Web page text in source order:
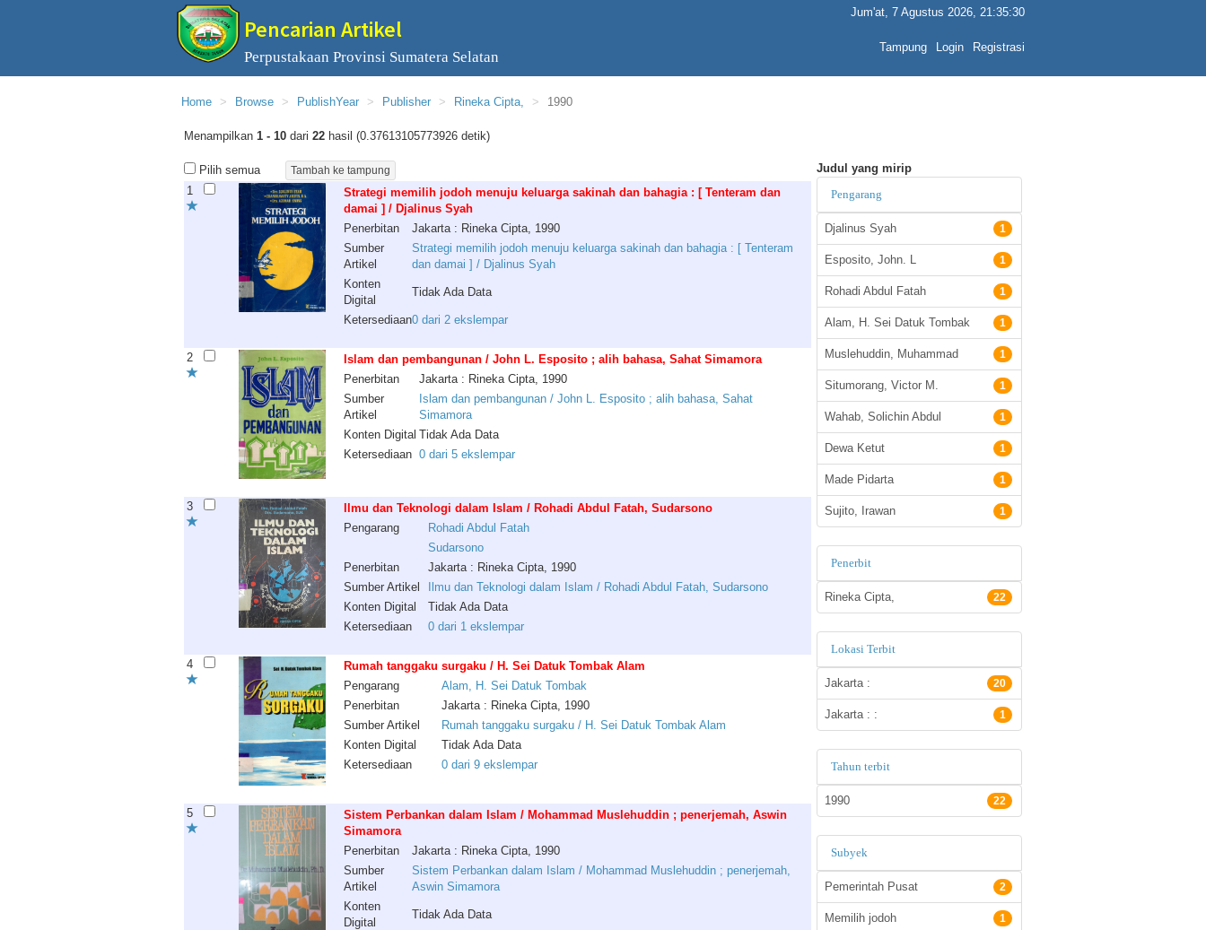
Pencarian Artikel
Perpustakaan Provinsi Sumatera Selatan
Jum'at, 7 Agustus 2026, 21:35:30
Tampung Login Registrasi
Home Browse PublishYear Publisher Rineka Cipta, 1990
Menampilkan 1 - 10 dari 22 hasil (0.37613105773926 detik)
Pilih semua
1
Strategi memilih jodoh menuju keluarga sakinah dan bahagia : [ Tenteram dan
damai ] / Djalinus Syah
Penerbitan
Jakarta : Rineka Cipta, 1990
Sumber
Artikel
Strategi memilih jodoh menuju keluarga sakinah dan bahagia : [ Tenteram
dan damai ] / Djalinus Syah
Konten
Digital
Tidak Ada Data
Ketersediaan0 dari 2 ekslempar
2
Islam dan pembangunan / John L. Esposito ; alih bahasa, Sahat Simamora
Penerbitan
Jakarta : Rineka Cipta, 1990
Sumber
Artikel
Islam dan pembangunan / John L. Esposito ; alih bahasa, Sahat
Simamora
Konten Digital Tidak Ada Data
Ketersediaan 0 dari 5 ekslempar
3
Ilmu dan Teknologi dalam Islam / Rohadi Abdul Fatah, Sudarsono
Pengarang
Rohadi Abdul Fatah
Sudarsono
Penerbitan
Jakarta : Rineka Cipta, 1990
Sumber Artikel
Ilmu dan Teknologi dalam Islam / Rohadi Abdul Fatah, Sudarsono
Konten Digital
Tidak Ada Data
Ketersediaan
0 dari 1 ekslempar
4
Rumah tanggaku surgaku / H. Sei Datuk Tombak Alam
Pengarang
Alam, H . Sei Datuk Tombak
Penerbitan
Jakarta : Rineka Cipta, 1990
Sumber Artikel
Rumah tanggaku surgaku / H. Sei Datuk Tombak Alam
Konten Digital
Tidak Ada Data
Ketersediaan
0 dari 9 ekslempar
5
Sistem Perbankan dalam Islam / Mohammad Muslehuddin ; penerjemah, Aswin
Simamora
Penerbitan
Jakarta : Rineka Cipta, 1990
Sumber
Artikel
Sistem Perbankan dalam Islam / Mohammad Muslehuddin ; penerjemah,
Aswin Simamora
Konten
Digital
Tidak Ada Data
Judul yang mirip
Pengarang
Djalinus Syah 1
Esposito, John. L 1
Rohadi Abdul Fatah 1
Alam, H. Sei Datuk Tombak 1
Muslehuddin, Muhammad 1
Situmorang, Victor M. 1
Wahab, Solichin Abdul 1
Dewa Ketut 1
Made Pidarta 1
Sujito, Irawan 1
Penerbit
Rineka Cipta, 22
Lokasi Terbit
Jakarta : 20
Jakarta : : 1
Tahun terbit
1990 22
Subyek
Pemerintah Pusat 2
Memilih jodoh 1